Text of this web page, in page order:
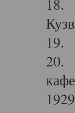
18.
19.
20.